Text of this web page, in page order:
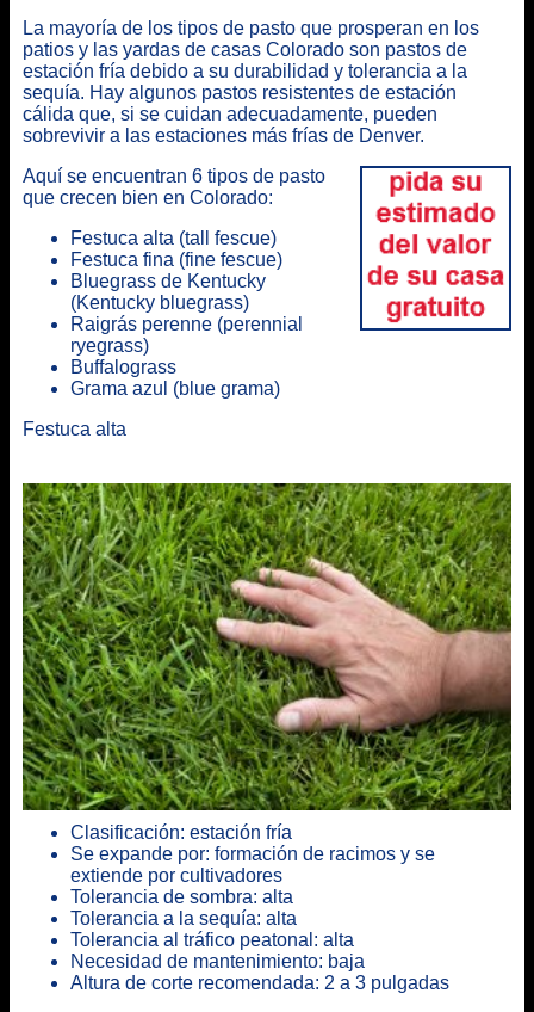
La mayoría de los tipos de pasto que prosperan en los
patios y las yardas de casas Colorado son pastos de
estación fría debido a su durabilidad y tolerancia a la
sequía. Hay algunos pastos resistentes de estación
cálida que, si se cuidan adecuadamente, pueden
sobrevivir a las estaciones más frías de Denver.
Aquí se encuentran 6 tipos de pasto
que crecen bien en Colorado:
Festuca alta (tall fescue)
Festuca fina (fine fescue)
Bluegrass de Kentucky
(Kentucky bluegrass)
Raigrás perenne (perennial
ryegrass)
Buffalograss
Grama azul (blue grama)
Festuca alta
Clasificación: estación fría
Se expande por: formación de racimos y se
extiende por cultivadores
Tolerancia de sombra: alta
Tolerancia a la sequía: alta
Tolerancia al tráfico peatonal: alta
Necesidad de mantenimiento: baja
Altura de corte recomendada: 2 a 3 pulgadas